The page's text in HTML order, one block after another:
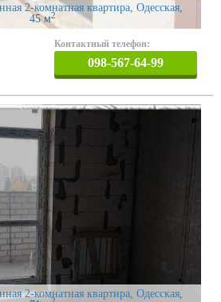
2-комнатная квартира, Одесская
45 м2
Контактный телефон:
098-567-64-99
2-комнатная квартира, Одесская